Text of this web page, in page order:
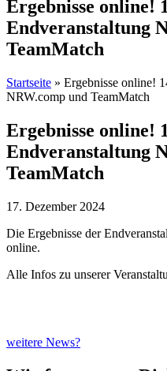
Ergebnisse online!
Endveranstaltung
TeamMatch
Startseite » Ergebnisse online!
NRW.comp und TeamMatch
Ergebnisse online!
Endveranstaltung
TeamMatch
17. Dezember 2024
Die Ergebnisse der
online.
Alle Infos zu unserer
weitere News?